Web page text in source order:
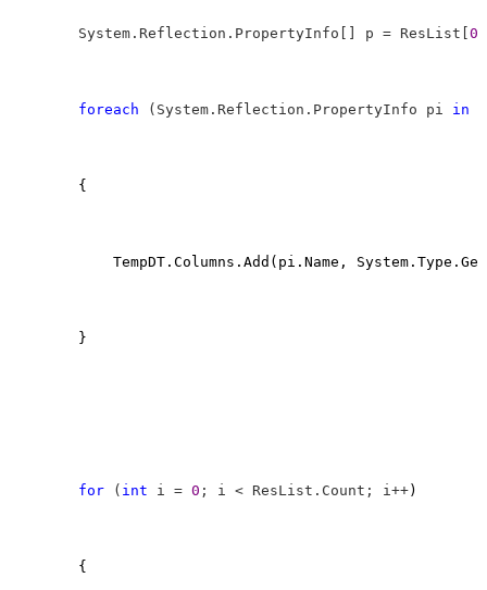
        System.Reflection.PropertyInfo[] p = ResList[
0
foreach (System.Reflection.PropertyInfo pi in
        {
TempDT.Columns.Add(pi.Name,
        }
for ( int i = 0 ; i < ResList.Count; i++)
        {